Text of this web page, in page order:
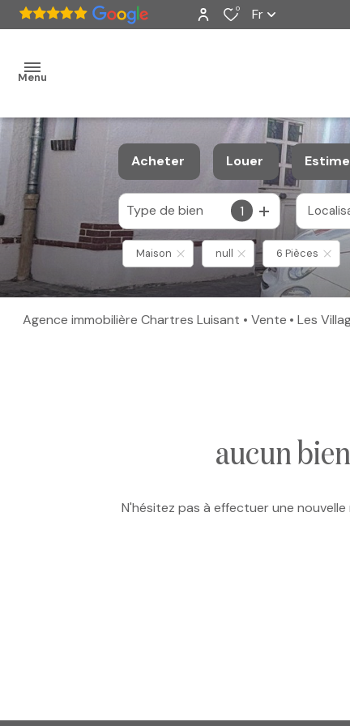
0 Fr
Menu
accueil
ventes
nos
biens
vendus
estimation
Acheter
De l'ancien
De l'immo pro
Louer
à l'année
Type de bien 1
Maison null 6 Pièces
Agence immobilière Chartres Luisant Vente Les
aucun
N'hésitez pas à effectuer une